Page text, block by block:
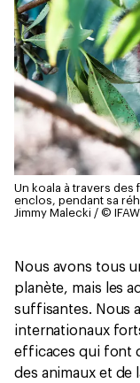
Un koala à travers des
enclos, pendant sa
Jimmy Malecki / © IFAW
Nous avons tous
planète, mais les
suffisantes. Nous
internationaux
efficaces qui font
des animaux et